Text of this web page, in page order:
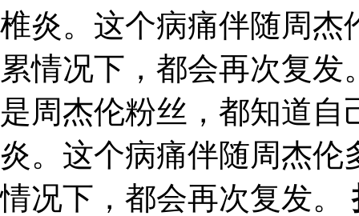
椎炎。这个病痛伴随周杰
累情况下，都会再次复
是周杰伦粉丝，都知道
炎。这个病痛伴随周杰伦
情况下，都会再次复发。